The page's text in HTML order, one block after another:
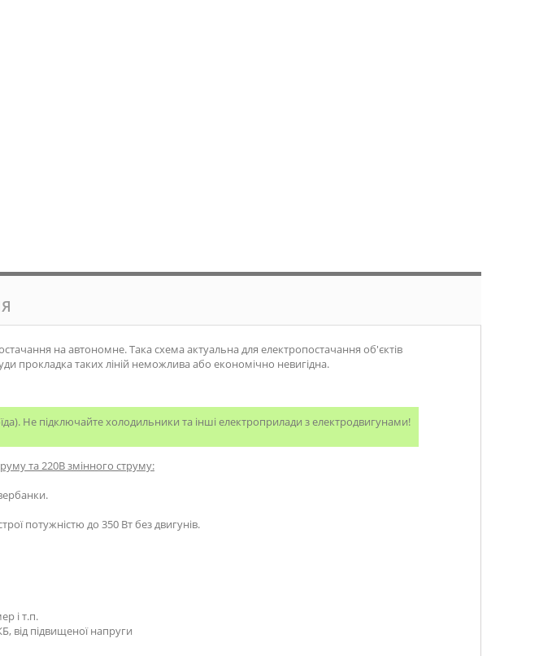
на автономне. Така схема актуальна для електропостачання об'єктів
прокладка таких ліній неможлива або економічно невигідна.
Не підключайте холодильники та інші електроприлади з електродвигунами!
та 220В змінного струму:
потужністю до 350 Вт без двигунів.
і т.п.
від підвищеної напруги